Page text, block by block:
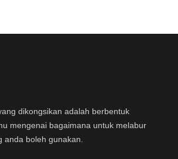
dikongsikan adalah berbentuk
mengenai bagaimana untuk melabur
anda boleh gunakan.